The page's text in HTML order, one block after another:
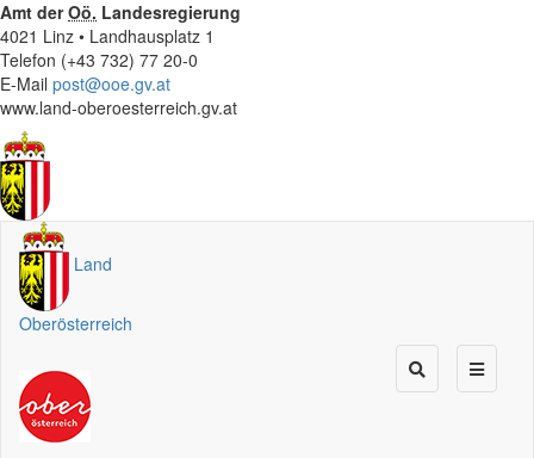
Amt derOö. Landesregierung
4021 Linz • Landhausplatz 1
Telefon (+43 732) 77 20-0
E-Mail post@ooe.gv.at
www.land-oberoesterreich.gv.at
Land
Oberösterreich